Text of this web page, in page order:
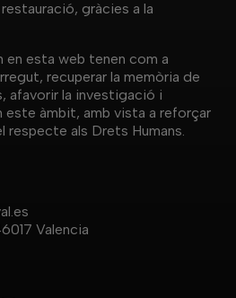
i 5.000 interns però
l’arribada dels presos
va pujar de colp fins als
moment en què la
en catastròfica per a
el camp va ser
finals de desembre de
testimonis i
per a la seua
Les distintes
gràcies a la
en esta web tenen com a
recuperar la memòria de
afavorir la investigació i
este àmbit, amb vista a reforçar
respecte als Drets Humans.
Valencia